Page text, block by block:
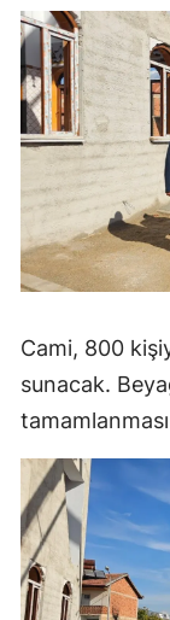
Cami, 800
sunacak.